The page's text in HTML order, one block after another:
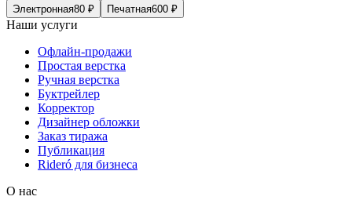
Электронная80 ₽ Печатная600 ₽
Наши услуги
Офлайн-продажи
Простая верстка
Ручная верстка
Буктрейлер
Корректор
Дизайнер обложки
Заказ тиража
Публикация
Rideró для бизнеса
О нас